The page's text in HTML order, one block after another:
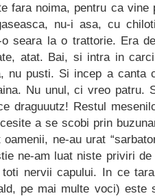
fara noima, pentru ca
nu-i asa, cu
o seara la o trattorie. Era
atat. Bai, si intra in
nu pusti. Si incep a canta
Nu unul, ci vreo patru.
draguuutz! Restul
a se scobi prin
ne-au urat
ne-am luat niste priviri
nervii capului. In ce
pe mai multe voci) este